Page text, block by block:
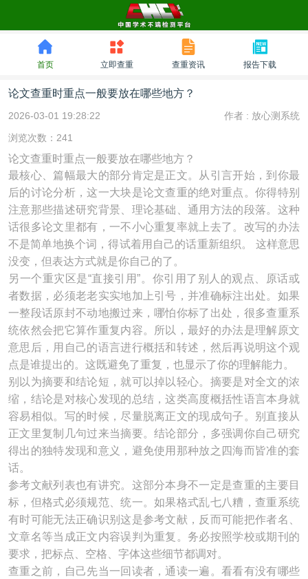
首页 立即查重 查重资讯 报告下载
论文查重时重点一般要放在哪些地方？
2026-03-01 19:28:22 作者 : 放心测系统
浏览次数：241
论文查重时重点一般要放在哪些地方？
最核心、篇幅最大的部分肯定是正文。从引言开始，到你最
后的讨论分析，这一大块是论文查重的绝对重点。你得特别
注意那些描述研究背景、理论基础、通用方法的段落。这种
话很多论文里都有，一不小心重复率就上去了。改写的办法
不是简单地换个词，得试着用自己的话重新组织。 这样意思
没变，但表达方式就是你自己的了。
另一个重灾区是“直接引用”。你引用了别人的观点、原话或
者数据，必须老老实实地加上引号，并准确标注出处。如果
一整段话原封不动地搬过来，哪怕你标了出处，很多查重系
统依然会把它算作重复内容。所以，最好的办法是理解原文
意思后，用自己的语言进行概括和转述，然后再说明这个观
点是谁提出的。这既避免了重复，也显示了你的理解能力。
别以为摘要和结论短，就可以掉以轻心。摘要是对全文的浓
缩，结论是对核心发现的总结，这类高度概括性语言本身就
容易相似。写的时候，尽量脱离正文的现成句子。别直接从
正文里复制几句过来当摘要。结论部分，多强调你自己研究
得出的独特发现和意义，避免使用那种放之四海而皆准的套
话。
参考文献列表也有讲究。这部分本身不一定是查重的主要目
标，但格式必须规范、统一。如果格式乱七八糟，查重系统
有时可能无法正确识别这是参考文献，反而可能把作者名、
文章名等当成正文内容误判为重复。务必按照学校或期刊的
要求，把标点、空格、字体这些细节都调对。
查重之前，自己先当一回读者，通读一遍。看看有没有哪些